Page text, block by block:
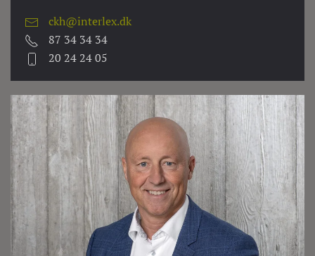
ckh@interlex.dk
87 34 34 34
20 24 24 05